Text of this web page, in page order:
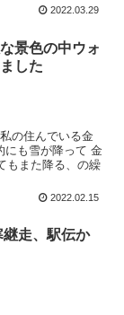
2022.03.29
景色の中ウォ
した
の住んでいる金
にも雪が降って 金
もまた降る、の繰
2022.02.15
走、駅伝か